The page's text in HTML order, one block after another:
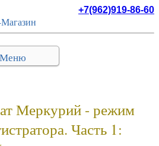
+7(962)919-86-60
Меню
Меркурий - режим
Часть 1: